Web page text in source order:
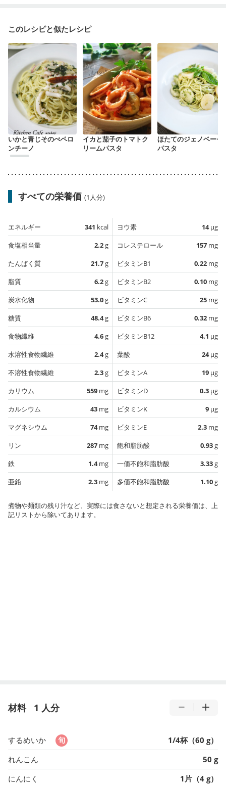
このレシピと似たレシピ
いかと青じそのぺペロ
ンチーノ
イカと茄子のトマトク
リームパスタ
ほたてのジェノベーゼ
パスタ
すべての栄養価 (1人分)
エネルギー 341 kcal
食塩相当量
2.2g
たんぱく質
21.7g
脂質
6.2g
炭水化物
53.0g
糖質
48.4g
食物繊維
4.6g
水溶性食物繊維
2.4g
不溶性食物繊維
2.3g
カリウム
559 mg
カルシウム
43 mg
マグネシウム
74mg
リン
287 mg
鉄
1.4mg
亜鉛
2.3 mg
ヨウ素 14µg
コレステロール
157 mg
ビタミンB1
0.22 mg
ビタミンB2
0.10 mg
ビタミンC
25 mg
ビタミンB6
0.32 mg
ビタミンB12
4.1 µg
葉酸
24µg
ビタミンA
19 µg
ビタミンD
0.3 µg
ビタミンK
9 µg
ビタミンE
2.3 mg
飽和脂肪酸
0.93g
一価不飽和脂肪酸
3.33g
多価不飽和脂肪酸
1.10g
煮物や麺類の残り汁など、実際には食さないと想定される栄養価は、上
記リストから除いてあります。
材料 1 人分
するめいか
1/4杯（60 g）
れんこん
50 g
にんにく
1片（4 g）